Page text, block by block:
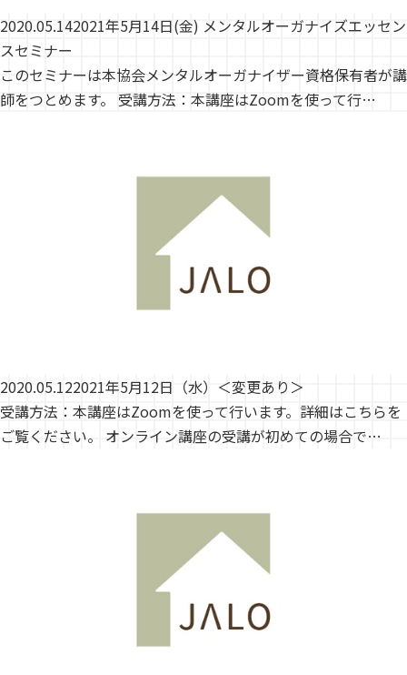
2020.05.142021年5月14日(金) メンタルオーガナイズエッセン
スセミナー
このセミナーは本協会メンタルオーガナイザー資格保有者が講
師をつとめます。 受講方法：本講座はZoomを使って行…
2020.05.122021年5月12日（水）＜変更あり＞
受講方法：本講座はZoomを使って行います。詳細はこちらを
ご覧ください。 オンライン講座の受講が初めての場合で…